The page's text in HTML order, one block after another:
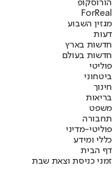
הורוסקופ
ForReal
מגזין השבוע
דעות
חדשות בארץ
חדשות בעולם
פוליטי
ביטחוני
חינוך
בריאות
משפט
תחבורה
פוליטי-מדיני
כללי ומידע
דף הבית
זמני כניסת וצאת שבת